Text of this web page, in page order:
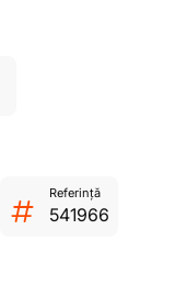
Referință
541966